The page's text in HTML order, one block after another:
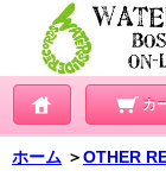
カ
ホーム ＞OTHER